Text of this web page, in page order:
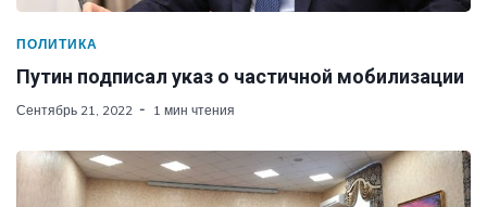
ПОЛИТИКА
Путин подписал указ о частичной мобилизации
Сентябрь 21, 2022 1 мин чтения